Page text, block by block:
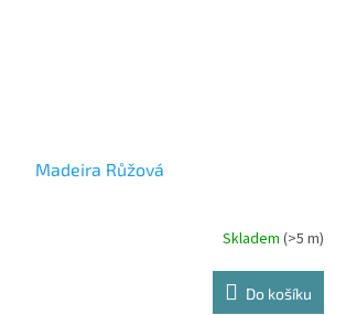
Madeira Růžová
Skladem (>5 m)
Do košíku